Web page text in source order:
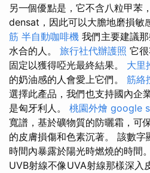
另一個優點是，它不含八粒甲苯
densat，因此可以大膽地磨損敏
筋 半自動咖啡機 我們主要建議
水合的人。 旅行社代辦護照 它
固定以獲得啞光最終結果。 大里
的奶油感的人會愛上它們。 筋絡
選擇此產品，我們也支持國內企
是匈牙利人。 桃園外燴 google
寬譜，基於礦物質的防曬霜，可
的皮膚損傷和色素沉著。 該數
時間內暴露於陽光時燃燒的時間。
UVB射線不像UVA射線那樣深入